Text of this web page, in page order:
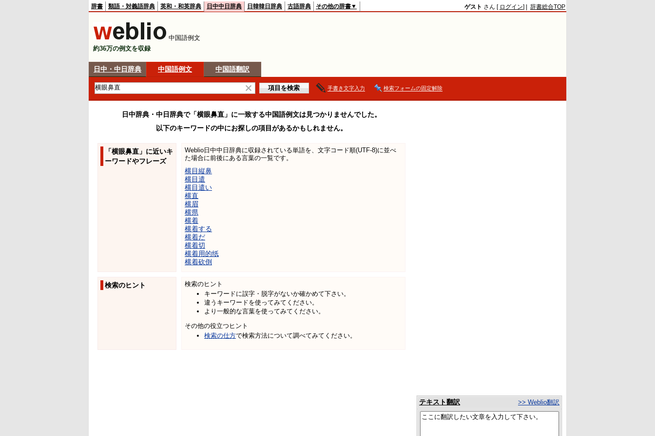
辞書 類語・対義語辞典 英和・和英辞典 日中中日辞典 日韓韓日辞典 古語辞典 その他の辞書▼ ゲスト さん [ ログイン] | 辞書総合TOP
中国語例文
約36万の例文を収録
日中・中日辞典 中国語例文 中国語翻訳
手書き文字入力 検索フォームの固定解除
日中辞典・中日辞典で「横眼鼻直」に一致する中国語例文は見つかりませんでした。
以下のキーワードの中にお探しの項目があるかもしれません。
「横眼鼻直」に近いキ
ーワードやフレーズ
Weblio日中中日辞典に収録されている単語を、文字コード順(UTF-8)に並べ
た場合に前後にある言葉の一覧です。
横目縦鼻
横目遣
横目遣い
横直
横眉
横県
横着
横着する
横着だ
横着切
横着用的纸
横着砍倒
検索のヒント
検索のヒント
キーワードに誤字・脱字がないか確かめて下さい。
違うキーワードを使ってみてください。
より一般的な言葉を使ってみてください。
その他の役立つヒント
検索の仕方で検索方法について調べてみてください。
テキスト翻訳 >> Weblio翻訳